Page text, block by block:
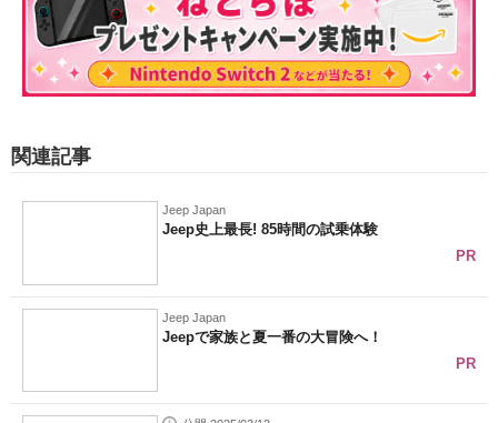
関連記事
Jeep Japan
Jeep史上最長! 85時間の試乗体験
PR
Jeep Japan
Jeepで家族と夏一番の大冒険へ！
PR